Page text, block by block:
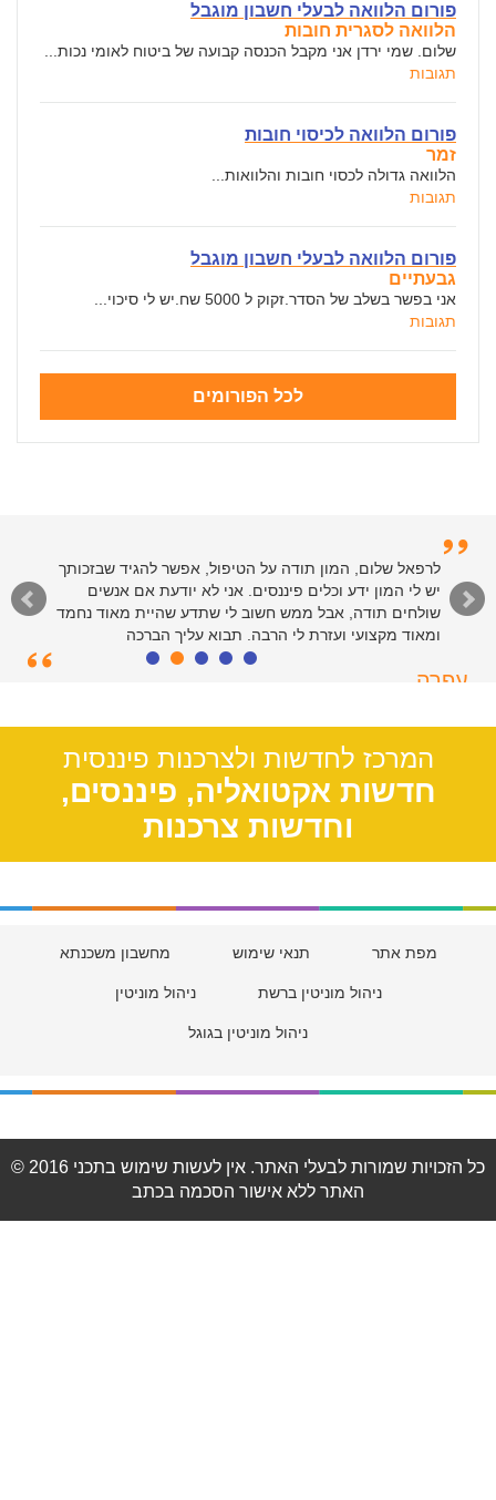
פורום הלוואה לבעלי חשבון מוגבל
הלוואה לסגרית חובות
שלום. שמי ירדן אני מקבל הכנסה קבועה של ביטוח לאומי נכות...
תגובות
פורום הלוואה לכיסוי חובות
זמר
הלוואה גדולה לכסוי חובות והלוואות...
תגובות
פורום הלוואה לבעלי חשבון מוגבל
גבעתיים
אני בפשר בשלב של הסדר.זקוק ל 5000 שח.יש לי סיכוי...
תגובות
לכל הפורומים
לרפאל שלום, המון תודה על הטיפול, אפשר להגיד שבזכותך
יש לי המון ידע וכלים פיננסים. אני לא יודעת אם אנשים
שולחים תודה, אבל ממש חשוב לי שתדע שהיית מאוד נחמד
ומאוד מקצועי ועזרת לי הרבה. תבוא עליך הברכה
עפרה
לרפאל וצוות המנהלים של האתר - תודות רבות על שירות
רציני ומהיר. כולי פליאה על הקלות שבה פתרתם את ענייני
בזכות הטיפים והמידע שבאתר. יישר כח
המרכז לחדשות ולצרכנות פיננסית
חדשות אקטואליה, פיננסים,
וחדשות צרכנות
מפת אתר תנאי שימוש מחשבון משכנתא
ניהול מוניטין ברשת ניהול מוניטין
ניהול מוניטין בגוגל
© 2016 כל הזכויות שמורות לבעלי האתר. אין לעשות שימוש בתכני
האתר ללא אישור הסכמה בכתב